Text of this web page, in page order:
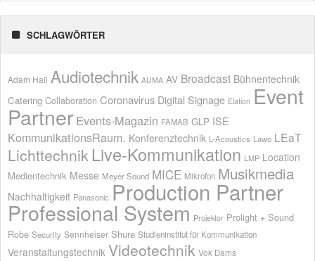
SCHLAGWÖRTER
Adam Hall Audiotechnik AUMA AV Broadcast Bühnentechnik
Catering Collaboration Coronavirus Digital Signage Elation Event
Partner Events-Magazin FAMAB GLP ISE
KommunikationsRaum. Konferenztechnik L-Acoustics Lawo LEaT
Lichttechnik Live-Kommunikation LMP Location
Medientechnik Messe Meyer Sound MICE Mikrofon Musikmedia
Nachhaltigkeit Panasonic Production Partner
Professional System Projektor Prolight + Sound
Robe Security Sennheiser Shure Studieninstitut für Kommunikation
Veranstaltungstechnik Videotechnik Vok Dams